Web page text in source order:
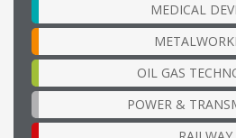
MEDICAL
OIL GAS
POWER &